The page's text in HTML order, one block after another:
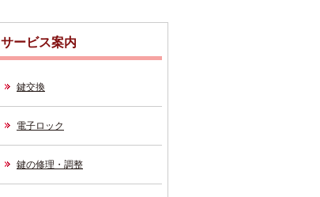
サービス案内
鍵交換
電子ロック
鍵の修理・調整